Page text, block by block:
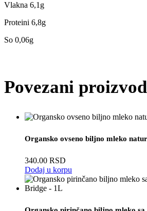
Vlakna 6,1g
Proteini 6,8g
So 0,06g
Povezani
Organsko ovseno biljno mleko
340.00 RSD
Dodaj u korpu